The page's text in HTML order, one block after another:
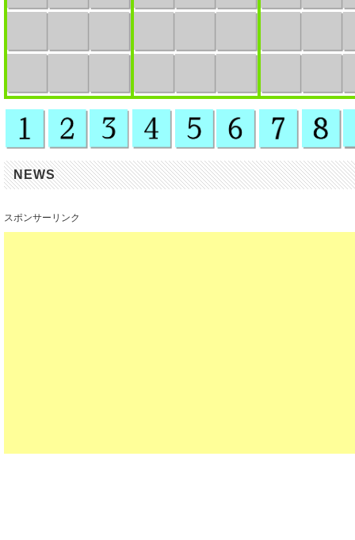
NEWS
スポンサーリンク